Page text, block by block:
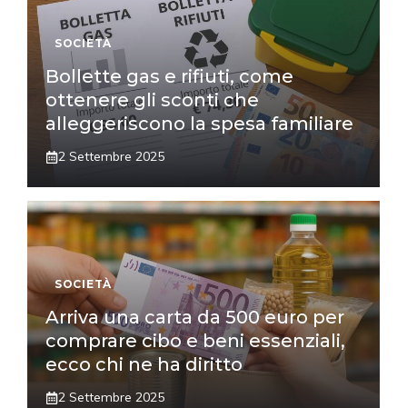
SOCIETÀ
Bollette gas e rifiuti, come
ottenere gli sconti che
alleggeriscono la spesa familiare
2 Settembre 2025
SOCIETÀ
Arriva una carta da 500 euro per
comprare cibo e beni essenziali,
ecco chi ne ha diritto
2 Settembre 2025